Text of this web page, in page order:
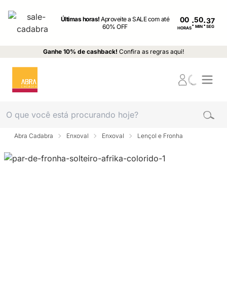
Últimas horas!Aproveite a SALE com até
60% OFF
00
HORAS: MIN : SEG
Ganhe 10% de cashback! Confira as regras aqui!
Abra Cadabra Enxoval Enxoval Lençol e Fronha